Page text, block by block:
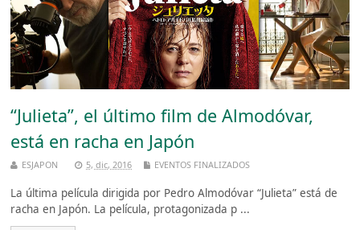
“Julieta”, el último film de Almodóvar,
está en racha en Japón
ESJAPON 5, dic, 2016 EVENTOS FINALIZADOS
La última película dirigida por Pedro Almodóvar “Julieta” está de
racha en Japón. La película, protagonizada p ...